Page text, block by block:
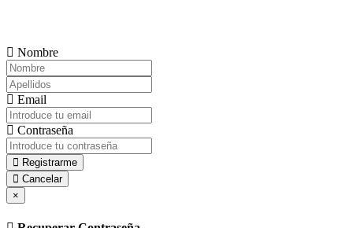
Nombre
Email
Contraseña
Registrarme
Cancelar
×